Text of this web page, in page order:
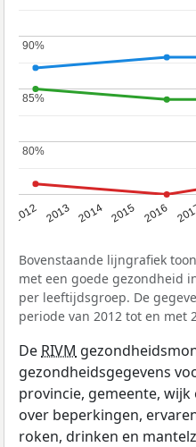
2012 2013 2014 2015 2016
80%
80%
85%
85%
90%
90%
Bovenstaande lijngrafiek
met een goede gezondheid
per leeftijdsgroep. De
periode van 2012 tot en met
De RIVM
gezondheidsgegevens
provincie, gemeente,
over beperkingen,
roken, drinken en